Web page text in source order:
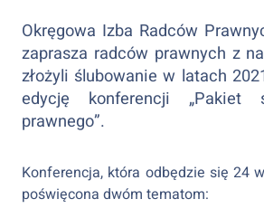
Okręgowa Izba Radców
zaprasza radców prawnych z
złożyli ślubowanie w latach
edycję konferencji „Pakiet
prawnego”.
Konferencja, która odbędzie się 24
poświęcona dwóm tematom: